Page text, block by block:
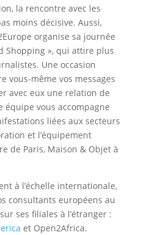
la rencontre avec les
moins décisive. Aussi,
organise sa journée
Shopping », qui attire plus
Une occasion
vous-même vos messages
avec eux une relation de
équipe vous accompagne
liées aux secteurs
et l’équipement
de Paris, Maison & Objet à
à l’échelle internationale,
consultants européens au
ses filiales à l’étranger :
et Open2Africa.